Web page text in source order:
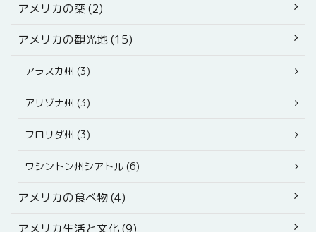
アメリカの薬 (2)
アメリカの観光地 (15)
アラスカ州 (3)
アリゾナ州 (3)
フロリダ州 (3)
ワシントン州シアトル (6)
アメリカの食べ物 (4)
アメリカ生活と文化 (9)